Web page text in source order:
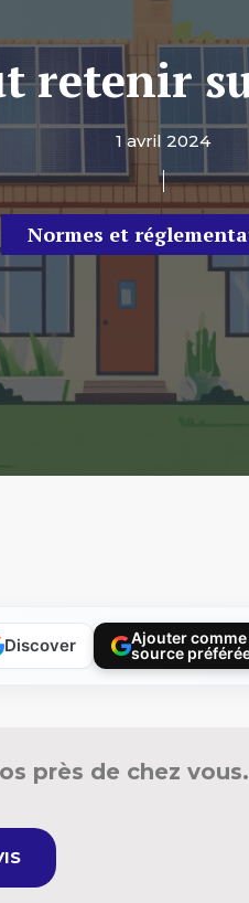
retenir
1 avril 2024
Normes et
Discover
Ajouter comme
source
près de chez vous.